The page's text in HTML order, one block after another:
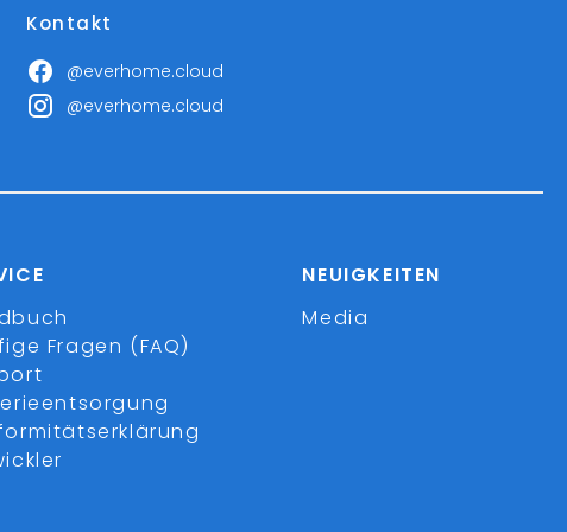
Kontakt
@everhome.cloud
@everhome.cloud
Fragen (FAQ)
NEUIGKEITEN
Media